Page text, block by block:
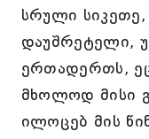
სრული
დაუშრეტელი,
ერთადერთს,
მხოლოდ მისი
ილოცებ მის